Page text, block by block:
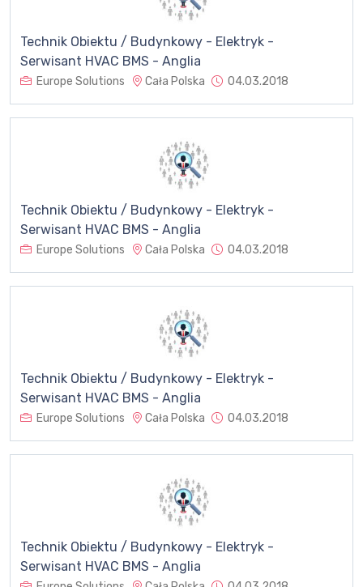
Technik Obiektu / Budynkowy - Elektryk -
Serwisant HVAC BMS - Anglia
Europe Solutions Cała Polska 04.03.2018
Technik Obiektu / Budynkowy - Elektryk -
Serwisant HVAC BMS - Anglia
Europe Solutions Cała Polska 04.03.2018
Technik Obiektu / Budynkowy - Elektryk -
Serwisant HVAC BMS - Anglia
Europe Solutions Cała Polska 04.03.2018
Technik Obiektu / Budynkowy - Elektryk -
Serwisant HVAC BMS - Anglia